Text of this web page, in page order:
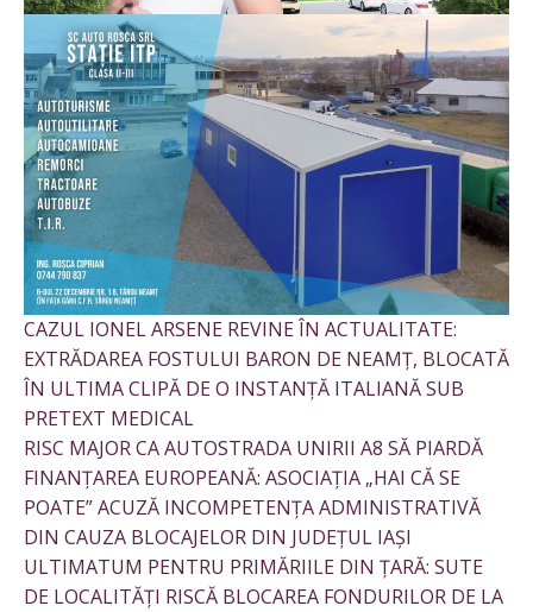
CAZUL IONEL ARSENE REVINE ÎN ACTUALITATE:
EXTRĂDAREA FOSTULUI BARON DE NEAMȚ, BLOCATĂ
ÎN ULTIMA CLIPĂ DE O INSTANȚĂ ITALIANĂ SUB
PRETEXT MEDICAL
RISC MAJOR CA AUTOSTRADA UNIRII A8 SĂ PIARDĂ
FINANȚAREA EUROPEANĂ: ASOCIAȚIA „HAI CĂ SE
POATE” ACUZĂ INCOMPETENȚA ADMINISTRATIVĂ
DIN CAUZA BLOCAJELOR DIN JUDEȚUL IAȘI
ULTIMATUM PENTRU PRIMĂRIILE DIN ȚARĂ: SUTE
DE LOCALITĂȚI RISCĂ BLOCAREA FONDURILOR DE LA